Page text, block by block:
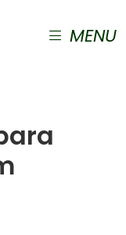
MENU